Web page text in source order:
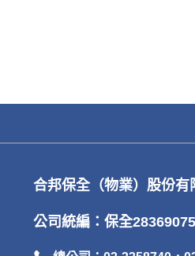
合邦保全（物業）股份有
公司統編：保全